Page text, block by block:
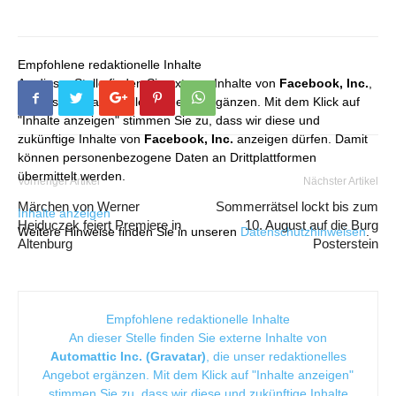
Empfohlene redaktionelle Inhalte
An dieser Stelle finden Sie externe Inhalte von Facebook, Inc.,
die unser redaktionelles Angebot ergänzen. Mit dem Klick auf
"Inhalte anzeigen" stimmen Sie zu, dass wir diese und
zukünftige Inhalte von Facebook, Inc. anzeigen dürfen. Damit
können personenbezogene Daten an Drittplattformen
übermittelt werden.
Inhalte anzeigen
Weitere Hinweise finden Sie in unseren Datenschutzhinweisen.
Vorheriger Artikel
Märchen von Werner
Heiduczek feiert Premiere in
Altenburg
Nächster Artikel
Sommerrätsel lockt bis zum
10. August auf die Burg
Posterstein
Empfohlene redaktionelle Inhalte
An dieser Stelle finden Sie externe Inhalte von
Automattic Inc. (Gravatar), die unser redaktionelles
Angebot ergänzen. Mit dem Klick auf "Inhalte anzeigen"